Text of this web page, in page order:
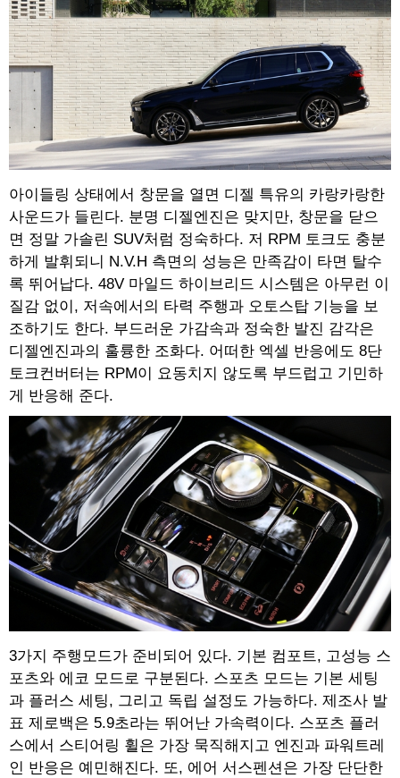
아이들링 상태에서 창문을 열면 디젤 특유의 카랑카랑한
사운드가 들린다. 분명 디젤엔진은 맞지만, 창문을 닫으
면 정말 가솔린 SUV처럼 정숙하다. 저 RPM 토크도 충분
하게 발휘되니 N.V.H 측면의 성능은 만족감이 타면 탈수
록 뛰어납다. 48V 마일드 하이브리드 시스템은 아무런 이
질감 없이, 저속에서의 타력 주행과 오토스탑 기능을 보
조하기도 한다. 부드러운 가감속과 정숙한 발진 감각은
디젤엔진과의 훌륭한 조화다. 어떠한 엑셀 반응에도 8단
토크컨버터는 RPM이 요동치지 않도록 부드럽고 기민하
게 반응해 준다.
3가지 주행모드가 준비되어 있다. 기본 컴포트, 고성능 스
포츠와 에코 모드로 구분된다. 스포츠 모드는 기본 세팅
과 플러스 세팅, 그리고 독립 설정도 가능하다. 제조사 발
표 제로백은 5.9초라는 뛰어난 가속력이다. 스포츠 플러
스에서 스티어링 휠은 가장 묵직해지고 엔진과 파워트레
인 반응은 예민해진다. 또, 에어 서스펜션은 가장 단단한